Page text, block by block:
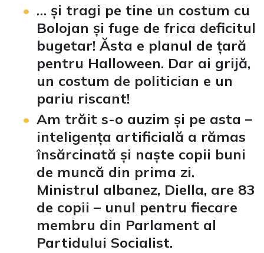
… și tragi pe tine un costum cu
Bolojan și fuge de frica deficitul
bugetar! Ăsta e planul de țară
pentru Halloween. Dar ai grijă,
un costum de politician e un
pariu riscant!
Am trăit s-o auzim și pe asta –
inteligența artificială a rămas
însărcinată și naște copii buni
de muncă din prima zi.
Ministrul albanez, Diella, are 83
de copii – unul pentru fiecare
membru din Parlament al
Partidului Socialist.